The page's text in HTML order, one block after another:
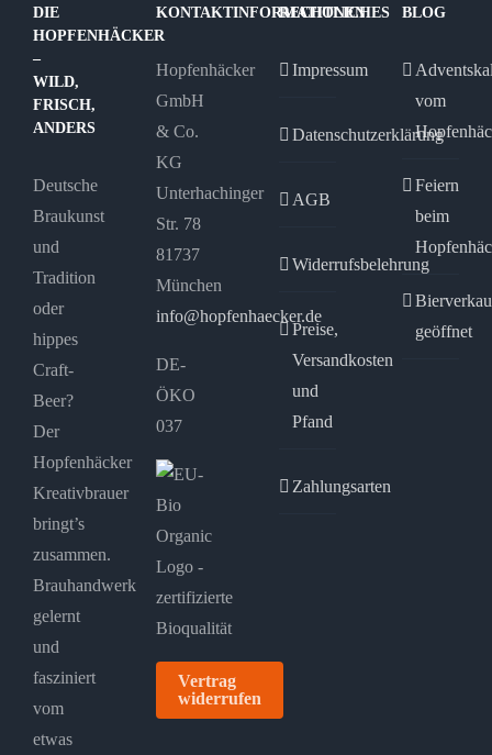
DIE
HOPFENHÄCKER
–
WILD,
FRISCH,
ANDERS
Deutsche
Braukunst
und
Tradition
oder
hippes
Craft-
Beer?
Der
Hopfenhäcker
Kreativbrauer
bringt’s
zusammen.
Brauhandwerk
gelernt
und
fasziniert
vom
etwas
KONTAKTINFORMATIONEN
Hopfenhäcker
GmbH
& Co.
KG
Unterhachinger
Str. 78
81737
München
info@hopfenhaecker.de
DE-
ÖKO
037
Vertrag
widerrufen
RECHTLICHES
Impressum
Datenschutzerklärung
AGB
Widerrufsbelehrung
Preise,
Versandkosten
und
Pfand
Zahlungsarten
BLOG
vom
Feiern
beim
geöffnet